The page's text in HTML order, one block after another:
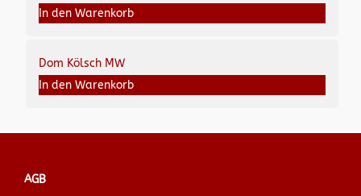
In den Warenkorb
Dom Kölsch MW
In den Warenkorb
AGB